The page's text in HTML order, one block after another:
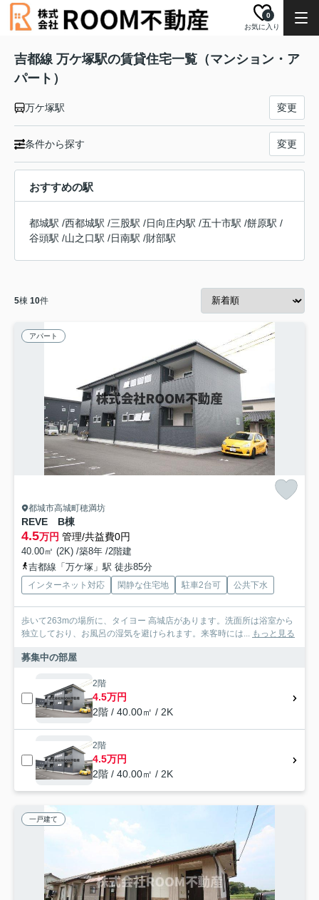
お気に入り
0
吉都線 万ケ塚駅の賃貸住宅一覧（マンション・ア
パート）
万ケ塚駅 変更
条件から探す 変更
おすすめの駅
都城駅 /西都城駅 /三股駅 /日向庄内駅 /五十市駅 /餅原駅 /
谷頭駅 /山之口駅 /日南駅 /財部駅
5棟 10件
アパート
都城市高城町穂満坊
REVE B棟
4.5万円 管理/共益費0円
40.00㎡ (2K) /築8年 /2階建
吉都線「万ケ塚」駅 徒歩85分
インターネット対応 閑静な住宅地 駐車2台可 公共下水
歩いて263mの場所に、タイヨー 高城店があります。洗面所は浴室から
独立しており、お風呂の湿気を避けられます。来客時には... もっと見る
募集中の部屋
2階
4.5万円
2階 / 40.00㎡ / 2K
2階
4.5万円
2階 / 40.00㎡ / 2K
一戸建て